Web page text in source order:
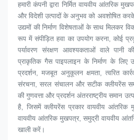
हमारी कंपनी द्वारा निर्मित वायवीय आंतरिक
और विदेशी उत्पादों के अनुभव को अवशोषित करके
उद्यमों की निर्माण विशेषताओं के साथ मिलकर
रूप में संपीड़ित हवा का उपयोग करना, कोई
पर्यावरण संरक्षण आवश्यकताओं वाले
प्राकृतिक गैस पाइपलाइन के निर्माण के लिए
प्रदर्शन, मजबूत अनुकूलन क्षमता, त्वरित
संरचना, सरल संचालन और सटीक क्लीयरेंस
की गुणवत्ता और प्रदर्शन अंतरराष्ट्रीय समान
है, जिसमें क्लीयरेंस प्रकार वायवीय आंतरिक
वायवीय आंतरिक मुखपत्र, समुद्री वायवीय
खाली करें।